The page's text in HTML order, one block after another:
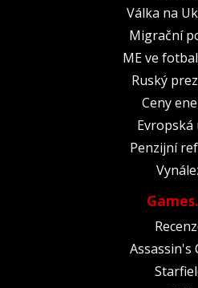
Válka na
Migrační
ME ve
Ruský
Ceny
Evropská
Penzijní
Assassin's